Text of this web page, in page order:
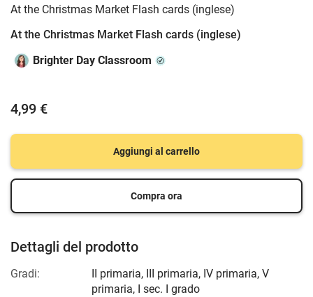
At the Christmas Market Flash cards (inglese)
At the Christmas Market Flash cards (inglese)
Brighter Day Classroom
4,99 €
Aggiungi al carrello
Compra ora
Dettagli del prodotto
Gradi: II primaria, III primaria, IV primaria, V
primaria, I sec. I grado